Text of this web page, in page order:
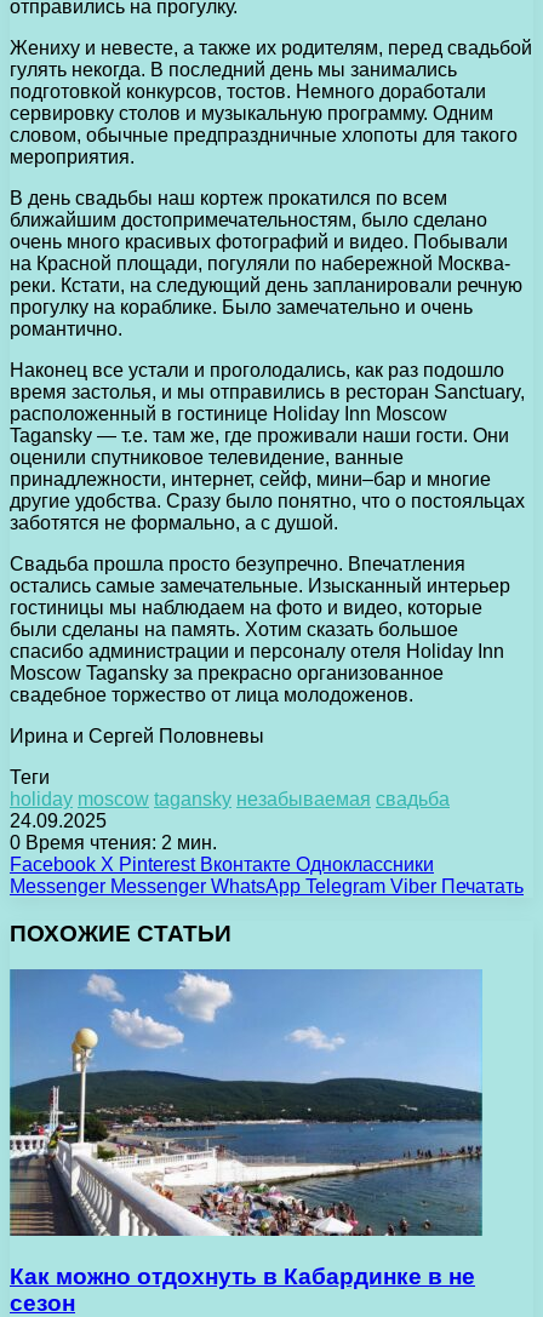
отправились на прогулку.
Жениху и невесте, а также их родителям, перед свадьбой
гулять некогда. В последний день мы занимались
подготовкой конкурсов, тостов. Немного доработали
сервировку столов и музыкальную программу. Одним
словом, обычные предпраздничные хлопоты для такого
мероприятия.
В день свадьбы наш кортеж прокатился по всем
ближайшим достопримечательностям, было сделано
очень много красивых фотографий и видео. Побывали
на Красной площади, погуляли по набережной Москва-
реки. Кстати, на следующий день запланировали речную
прогулку на кораблике. Было замечательно и очень
романтично.
Наконец все устали и проголодались, как раз подошло
время застолья, и мы отправились в ресторан Sanctuary,
расположенный в гостинице Holiday Inn Moscow
Tagansky — т.е. там же, где проживали наши гости. Они
оценили спутниковое телевидение, ванные
принадлежности, интернет, сейф, мини–бар и многие
другие удобства. Сразу было понятно, что о постояльцах
заботятся не формально, а с душой.
Свадьба прошла просто безупречно. Впечатления
остались самые замечательные. Изысканный интерьер
гостиницы мы наблюдаем на фото и видео, которые
были сделаны на память. Хотим сказать большое
спасибо администрации и персоналу отеля Holiday Inn
Moscow Tagansky за прекрасно организованное
свадебное торжество от лица молодоженов.
Ирина и Сергей Половневы
Теги
holiday moscow tagansky незабываемая свадьба
24.09.2025
0 Время чтения: 2 мин.
Facebook X Pinterest Вконтакте Одноклассники
Messenger Messenger WhatsApp Telegram Viber Печатать
ПОХОЖИЕ СТАТЬИ
Как можно отдохнуть в Кабардинке в не
сезон